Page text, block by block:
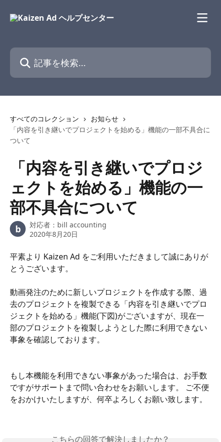
記事を検索...
すべてのコレクション
お知らせ
「内容を引き継いでプロジェクトを始める」機能の一部不具合に
ついて
「内容を引き継いでプロジ
ェクトを始める」機能の一
部不具合について
b 対応者： bill accounting
2020年8月20日
平素より Kaizen Ad をご利用いただきまして誠にありが
とうございます。
動画発注のために新しいプロジェクトを作成する際、過
去のプロジェクトを複製できる「内容を引き継いでプロ
ジェクトを始める」機能(下図)がございますが、現在一
部のプロジェクトを複製しようとした際に利用できない
事象を確認しております。
もし本機能を利用できない事象があった場合は、お手数
ですがサポートまで問い合わせをお願いします。 ご不便
をおかけいたしますが、何卒よろしくお願い致します。
こちらの回答で解決しましたか？